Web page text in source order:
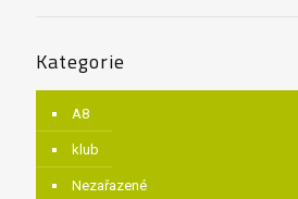
Kategorie
A8
klub
Nezařazené